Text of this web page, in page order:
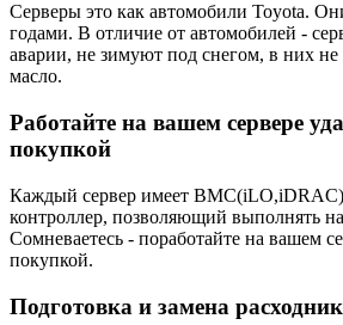
Серверы это как автомобили Toyota.
годами. В отличие от автомобилей -
аварии, не зимуют под снегом, в них не
масло.
Работайте на вашем сервере
покупкой
Каждый сервер имеет
контроллер, позволяющий выполнять
Сомневаетесь - поработайте на вашем
покупкой.
Подготовка и замена